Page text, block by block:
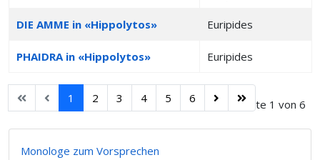
DIE AMME in «Hippolytos» Euripides
PHAIDRA in «Hippolytos» Euripides
Seite 1 von 6
1 2 3 4 5 6
Monologe zum Vorsprechen